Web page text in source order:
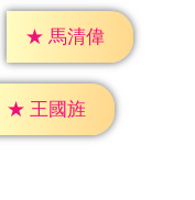
★ 馬清偉
★ 王國旌